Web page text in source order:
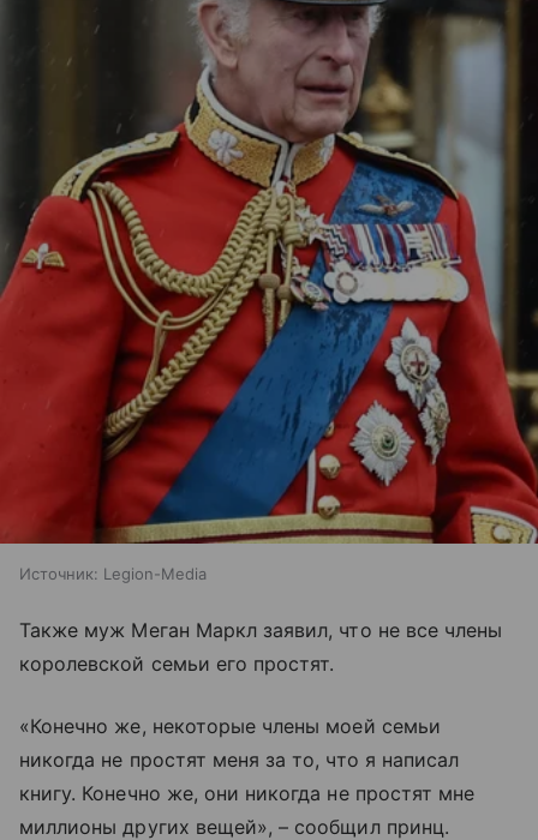
Источник: Legion-Media
Также муж Меган Маркл заявил, что не все члены
королевской семьи его простят.
«Конечно же, некоторые члены моей семьи
никогда не простят меня за то, что я написал
книгу. Конечно же, они никогда не простят мне
миллионы других вещей», – сообщил принц.